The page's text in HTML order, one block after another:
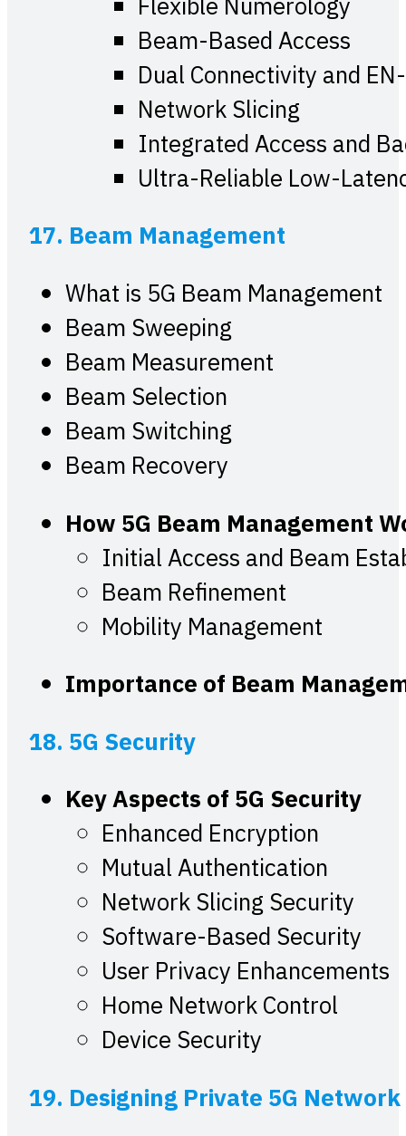
Beam-Based Access
Dual Connectivity and
Network Slicing
Integrated Access and
Ultra-Reliable Low-
17. Beam Management
What is 5G Beam Management
Beam Sweeping
Beam Measurement
Beam Selection
Beam Switching
Beam Recovery
How 5G Beam Management
Initial Access and Beam
Beam Refinement
Mobility Management
Importance of Beam
18. 5G Security
Key Aspects of 5G Security
Enhanced Encryption
Mutual Authentication
Network Slicing Security
Software-Based Security
User Privacy Enhancements
Home Network Control
Device Security
19. Designing Private 5G Network